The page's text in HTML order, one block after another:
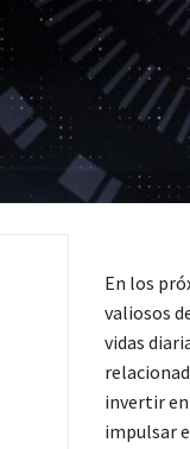
En los
valiosos
vidas
invertir
impulsar